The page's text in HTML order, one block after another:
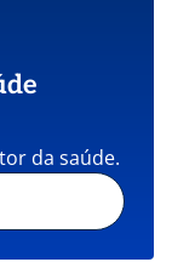
da saúde.